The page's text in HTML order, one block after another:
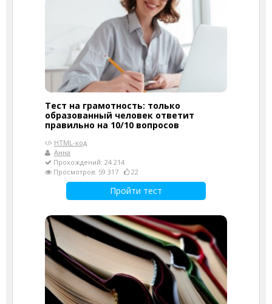
Тест на грамотность: только
образованный человек ответит
правильно на 10/10 вопросов
HTML-код
Анна
Прохождений: 24 214
Просмотров: 59 317
22
Пройти тест